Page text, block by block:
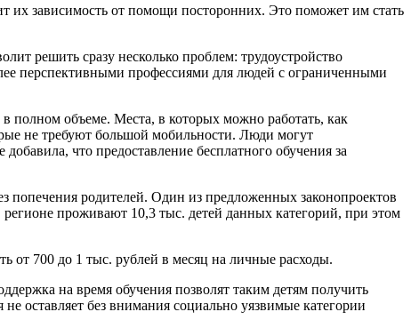
их зависимость от помощи посторонних. Это поможет им стать
решить сразу несколько проблем: трудоустройство
перспективными профессиями для людей с ограниченными
полном объеме. Места, в которых можно работать, как
не требуют большой мобильности. Люди могут
что предоставление бесплатного обучения за
попечения родителей. Один из предложенных законопроектов
проживают 10,3 тыс. детей данных категорий, при этом
от 700 до 1 тыс. рублей в месяц на личные расходы.
на время обучения позволят таким детям получить
оставляет без внимания социально уязвимые категории